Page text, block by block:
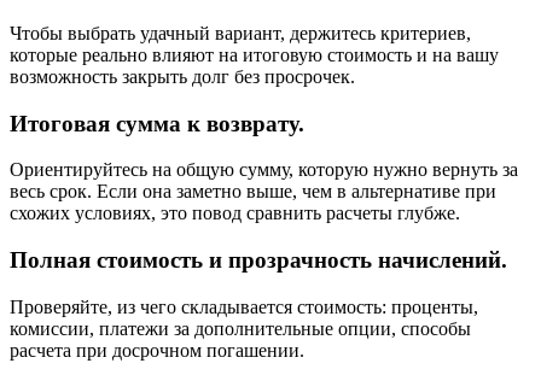
Чтобы выбрать удачный вариант, держитесь критериев,
которые реально влияют на итоговую стоимость и на вашу
возможность закрыть долг без просрочек.
Итоговая сумма к возврату.
Ориентируйтесь на общую сумму, которую нужно вернуть за
весь срок. Если она заметно выше, чем в альтернативе при
схожих условиях, это повод сравнить расчеты глубже.
Полная стоимость и прозрачность начислений.
Проверяйте, из чего складывается стоимость: проценты,
комиссии, платежи за дополнительные опции, способы
расчета при досрочном погашении.